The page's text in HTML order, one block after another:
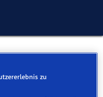
AG
zu